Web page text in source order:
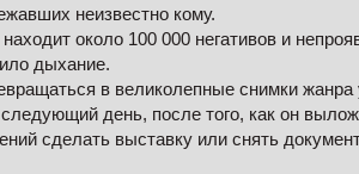
неизвестно кому.
около 100 000 негативов и
дыхание.
в великолепные снимки
день, после того, как он
сделать выставку или снять